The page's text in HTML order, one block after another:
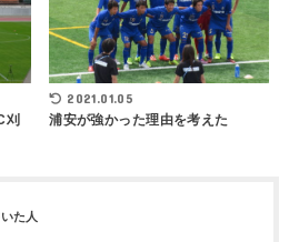
刈
2021.01.05
浦安が強かった理由を考えた